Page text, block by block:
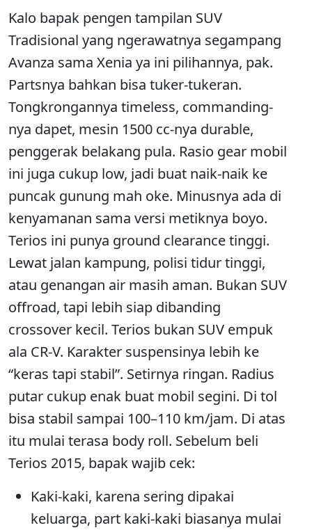
Kalo bapak pengen tampilan SUV
Tradisional yang ngerawatnya segampang
Avanza sama Xenia ya ini pilihannya, pak.
Partsnya bahkan bisa tuker-tukeran.
Tongkrongannya timeless, commanding-
nya dapet, mesin 1500 cc-nya durable,
penggerak belakang pula. Rasio gear mobil
ini juga cukup low, jadi buat naik-naik ke
puncak gunung mah oke. Minusnya ada di
kenyamanan sama versi metiknya boyo.
Terios ini punya ground clearance tinggi.
Lewat jalan kampung, polisi tidur tinggi,
atau genangan air masih aman. Bukan SUV
offroad, tapi lebih siap dibanding
crossover kecil. Terios bukan SUV empuk
ala CR-V. Karakter suspensinya lebih ke
“keras tapi stabil”. Setirnya ringan. Radius
putar cukup enak buat mobil segini. Di tol
bisa stabil sampai 100–110 km/jam. Di atas
itu mulai terasa body roll. Sebelum beli
Terios 2015, bapak wajib cek:
Kaki-kaki, karena sering dipakai
keluarga, part kaki-kaki biasanya mulai